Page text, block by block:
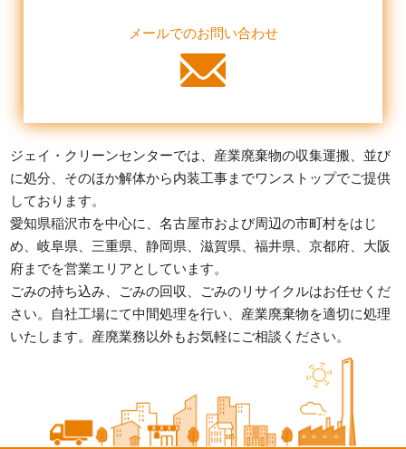
メールでのお問い合わせ
ジェイ・クリーンセンターでは、産業廃棄物の収集運搬、並び
に処分、そのほか解体から内装工事までワンストップでご提供
しております。
愛知県稲沢市を中心に、名古屋市および周辺の市町村をはじ
め、 岐阜県、三重県、静岡県、滋賀県、福井県、京都府、大阪
府までを営業エリアとしています。
ごみの持ち込み、ごみの回収、ごみのリサイクルはお任せくだ
さい。
自社工場にて中間処理を行い、産業廃棄物を適切に処理
いたします。 産廃業務以外もお気軽にご相談ください。